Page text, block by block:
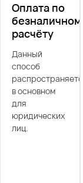
Оплата по
безналичному
расчёту
Данный
способ
распространяется
в основном
для
юридических
лиц.